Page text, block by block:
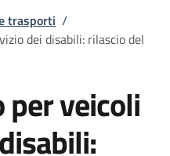
trasporti /
dei disabili: rilascio del
per veicoli